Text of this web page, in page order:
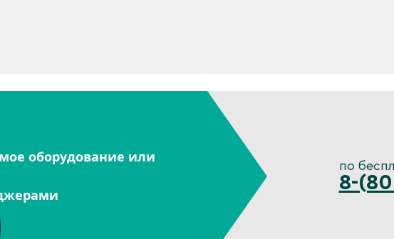
оборудование или
по
8-